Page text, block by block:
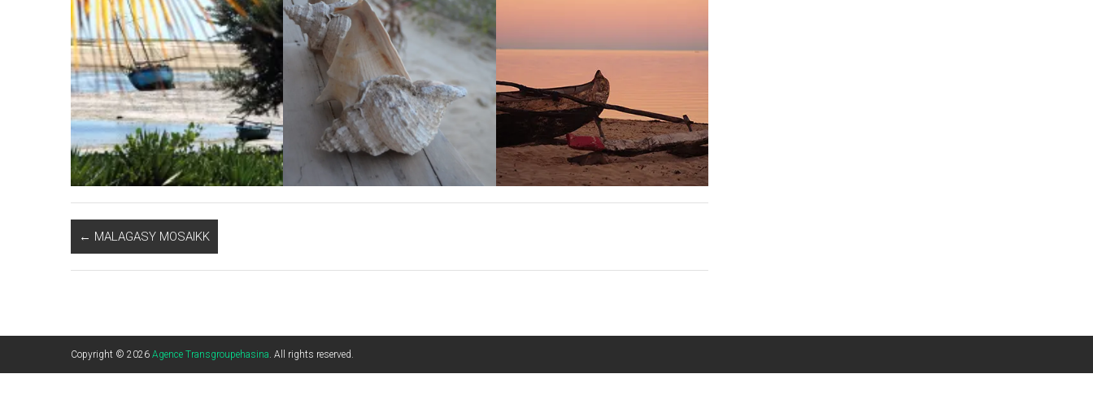
← MALAGASY MOSAIKK
Copyright © 2026 Agence Transgroupehasina . All rights reserved.